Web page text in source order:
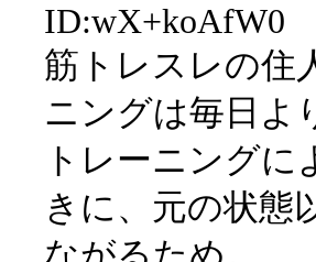
ID:wX+koAfW0
筋トレスレの住
ニングは毎日よ
トレーニング
きに、元の状態